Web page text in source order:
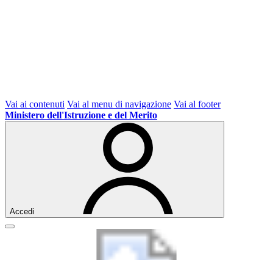
Vai ai contenuti Vai al menu di navigazione Vai al footer
Ministero dell'Istruzione e del Merito
Accedi